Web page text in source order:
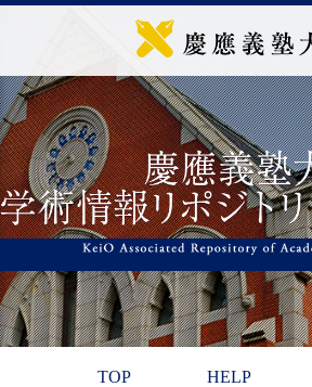
TOP HELP